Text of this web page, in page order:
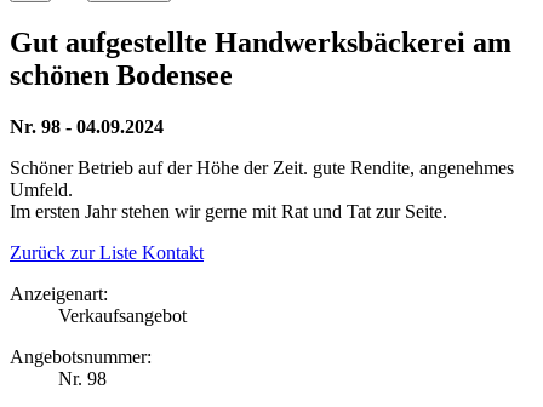
Gut aufgestellte Handwerksbäckerei am
schönen Bodensee
Nr. 98 - 04.09.2024
Schöner Betrieb auf der Höhe der Zeit. gute Rendite, angenehmes
Umfeld.
Im ersten Jahr stehen wir gerne mit Rat und Tat zur Seite.
Zurück zur Liste Kontakt
Anzeigenart:
Verkaufsangebot
Angebotsnummer:
Nr. 98